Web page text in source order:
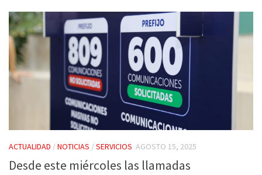
ACTUALIDAD /NOTICIAS /SERVICIOS AGOSTO 15, 2025
Desde este miércoles las llamadas